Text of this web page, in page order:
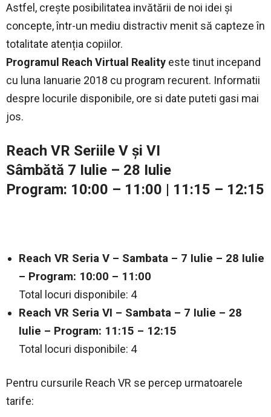
Astfel, crește posibilitatea invătării de noi idei și
concepte, într-un mediu distractiv menit să capteze în
totalitate atenția copiilor.
Programul Reach Virtual Reality este tinut incepand
cu luna Ianuarie 2018 cu program recurent. Informatii
despre locurile disponibile, ore si date puteti gasi mai
jos.
Reach VR Seriile V și VI
Sâmbătă 7 Iulie – 28 Iulie
Program: 10:00 – 11:00 | 11:15 – 12:15
Reach VR Seria V – Sambata – 7 Iulie – 28 Iulie
– Program: 10:00 – 11:00
Total locuri disponibile: 4
Reach VR Seria VI – Sambata – 7 Iulie – 28
Iulie – Program: 11:15 – 12:15
Total locuri disponibile: 4
Pentru cursurile Reach VR se percep urmatoarele
tarife: